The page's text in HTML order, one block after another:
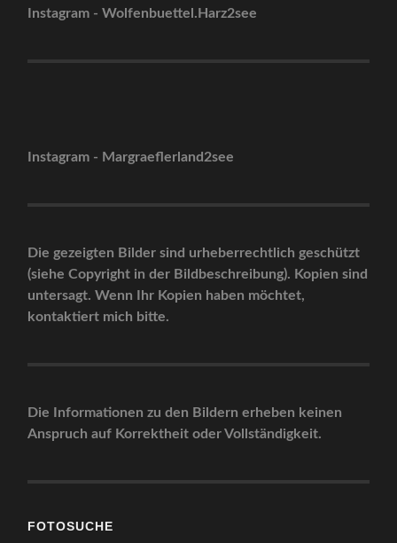
Instagram - Wolfenbuettel.Harz2see
Instagram - Margraeflerland2see
Die gezeigten Bilder sind urheberrechtlich geschützt
(siehe Copyright in der Bildbeschreibung). Kopien sind
untersagt. Wenn Ihr Kopien haben möchtet,
kontaktiert mich bitte.
Die Informationen zu den Bildern erheben keinen
Anspruch auf Korrektheit oder Vollständigkeit.
FOTOSUCHE